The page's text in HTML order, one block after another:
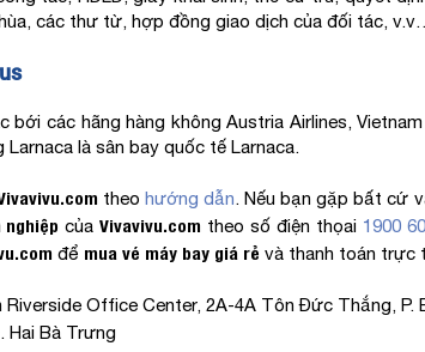
các thư từ, hợp đồng giao dịch của đối tác,
các hãng hàng không Austria Airlines,
là sân bay quốc tế Larnaca.
theo hướng dẫn. Nếu bạn gặp bất cứ
củaVivavivu.com theo số điện thọai 1900
để mua vé máy bay giá rẻ và thanh toán trực
Office Center, 2A-4A Tôn Đức Thắng, P.
Hai Bà Trưng